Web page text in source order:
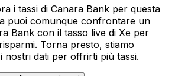
i tassi di Canara Bank per questa
puoi comunque confrontare un
Bank con il tasso live di Xe per
Torna presto, stiamo
nostri dati per offrirti più tassi.